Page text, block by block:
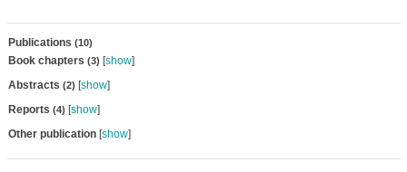
Publications (10)
Book chapters (3) [show]
Abstracts (2) [show]
Reports (4) [show]
Other publication[show]